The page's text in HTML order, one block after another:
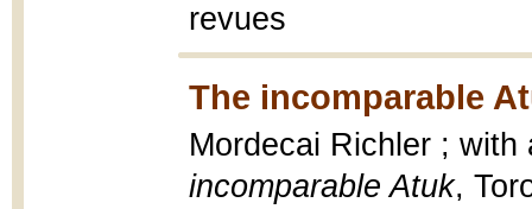
revues
The incomparable
Mordecai Richler ;
incomparable Atuk,